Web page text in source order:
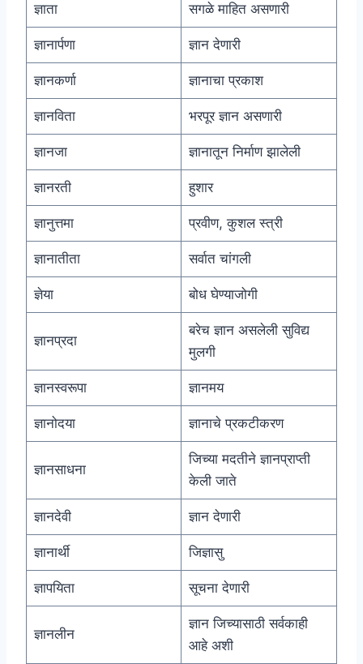
ज्ञाता सगळे माहित असणारी
ज्ञानार्पणा ज्ञान देणारी
ज्ञानकर्णा ज्ञानाचा प्रकाश
ज्ञानविता भरपूर ज्ञान असणारी
ज्ञानजा ज्ञानातून निर्माण झालेली
ज्ञानरती हुशार
ज्ञानुत्तमा प्रवीण, कुशल स्त्री
ज्ञानातीता सर्वात चांगली
ज्ञेया बोध घेण्याजोगी
ज्ञानप्रदा
बरेच ज्ञान असलेली सुविद्य
मुलगी
ज्ञानस्वरूपा ज्ञानमय
ज्ञानोदया ज्ञानाचे प्रकटीकरण
ज्ञानसाधना
जिच्या मदतीने ज्ञानप्राप्ती
केली जाते
ज्ञानदेवी ज्ञान देणारी
ज्ञानार्थी जिज्ञासु
ज्ञापयिता सूचना देणारी
ज्ञानलीन
ज्ञान जिच्यासाठी सर्वकाही
आहे अशी